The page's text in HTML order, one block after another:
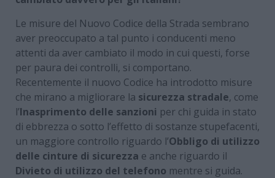
Le misure del Nuovo Codice della Strada sembrano
aver preoccupato a tal punto i conducenti meno
attenti da aver cambiato il modo in cui questi, forse
per paura dei controlli, si comportano.
Recentemente il nuovo Codice ha introdotto misure
che mirano a migliorare la sicurezza stradale, come
l’Inasprimento delle sanzioni per chi guida in stato
di ebbrezza o sotto l’effetto di sostanze stupefacenti,
un maggiore controllo riguardo l’Obbligo di utilizzo
delle cinture di sicurezza e anche riguardo il
Divieto di utilizzo del telefono mentre si guida.